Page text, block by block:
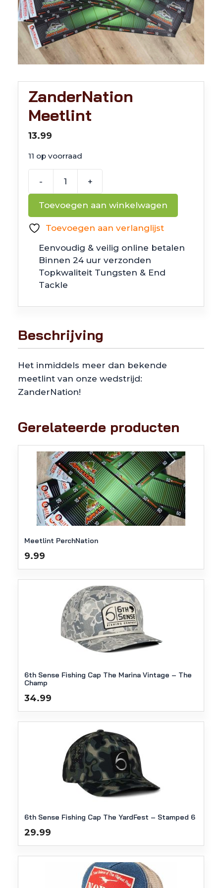
ZanderNation
Meetlint
13.99
11 op voorraad
-
aantal
+
Toevoegen aan winkelwagen
Toevoegen aan verlanglijst
Eenvoudig & veilig online betalen
Binnen 24 uur verzonden
Topkwaliteit Tungsten & End
Tackle
Beschrijving
Het inmiddels meer dan bekende
meetlint van onze wedstrijd:
ZanderNation!
Gerelateerde producten
Meetlint PerchNation
9.99
6th Sense Fishing Cap The Marina Vintage – The
Champ
34.99
6th Sense Fishing Cap The YardFest – Stamped 6
29.99